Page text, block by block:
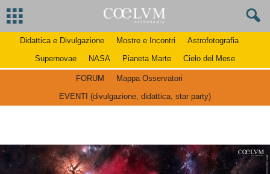
Didattica e Divulgazione Mostre e Incontri
Astrofotografia
Supernovae
NASA Pianeta Marte Cielo del Mese
FORUM
Mappa Osservatori
EVENTI (divulgazione, didattica, star party)